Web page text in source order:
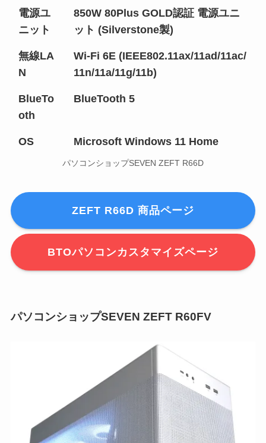
電源ユ
ニット
850W 80Plus GOLD認証 電源ユニ
ット (Silverstone製)
無線LA
N
Wi-Fi 6E (IEEE802.11ax/11ad/11ac/
11n/11a/11g/11b)
BlueTo
oth
BlueTooth 5
OS Microsoft Windows 11 Home
パソコンショップSEVEN ZEFT R66D
ZEFT R66D 商品ページ
BTOパソコンカスタマイズページ
パソコンショップSEVEN ZEFT R60FV